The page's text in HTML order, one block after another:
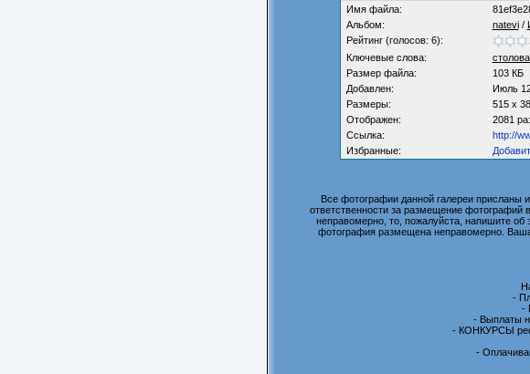
Имя файла:
Альбом:
natevi/
Рейтинг (голосов: 6):
Ключевые слова:
Размер файла:
103 КБ
Добавлен:
Июль
Размеры:
515 x
Отображен:
2081
Ссылка:
http://
Избранные:
Все фотографии данной галереи присланы
ответственности за размещение фотографий
неправомерно, то, пожалуйста, напишите об
фотография размещена неправомерно.
-
-
- Выплаты
- КОНКУРСЫ
-